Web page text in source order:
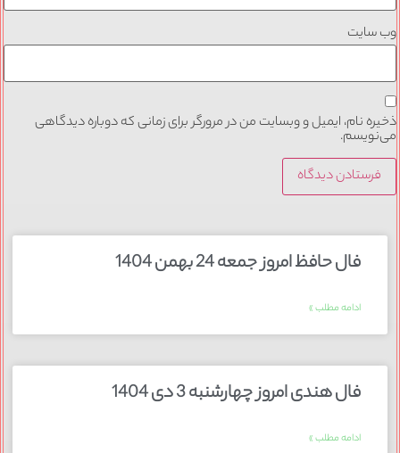
وب‌ سایت
ذخیره نام، ایمیل و وبسایت من در مرورگر برای زمانی که دوباره دیدگاهی
می‌نویسم.
فال حافظ امروز جمعه 24 بهمن 1404
ادامه مطلب »
فال هندی امروز چهارشنبه 3 دی 1404
ادامه مطلب »